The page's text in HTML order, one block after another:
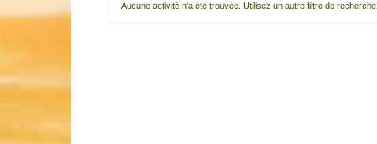
Aucune activité n'a été trouvée. Utilisez un autre filtre de recherche.